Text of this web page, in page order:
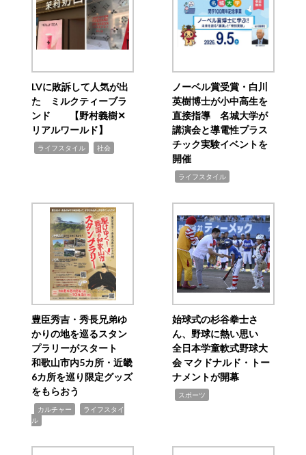
LVに敗訴して人気が出
た ミルクティーブラ
ンド 【野村義樹✕
リアルワールド】
ライフスタイル 社会
ノーベル賞受賞・白川
英樹博士が小中高生を
直接指導 名城大学が
講演会と導電性プラス
チック実験イベントを
開催
ライフスタイル
豊臣秀吉・秀長兄弟ゆ
かりの地を巡るスタン
プラリーがスタート
和歌山市内5カ所・近畿
6カ所を巡り限定グッズ
をもらおう
カルチャー
ライフスタイ
ル
始球式の杉谷拳士さ
ん、野球に熱い思い
全日本学童軟式野球大
会 マクドナルド・トー
ナメントが開幕
スポーツ